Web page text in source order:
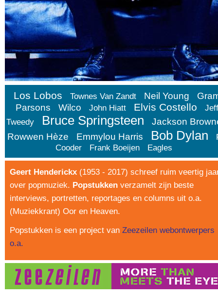
Los Lobos Townes Van Zandt Neil Young
Parsons
Wilco John Hiatt Elvis Costello
Jeff
Tweedy
Bruce Springsteen
Jackson
Rowwen Hèze
Emmylou Harris Bob Dylan
Cooder
Frank Boeijen Eagles
Geert Henderickx (1953 - 2017) schreef ruim veertig
over popmuziek. Popstukken verzamelt zijn beste
interviews, portretten, reportages en columns uit o.a.
(Muziekkrant) Oor en Heaven.
Popstukken is een project van Zeezeilen webontwerpers
o.a.